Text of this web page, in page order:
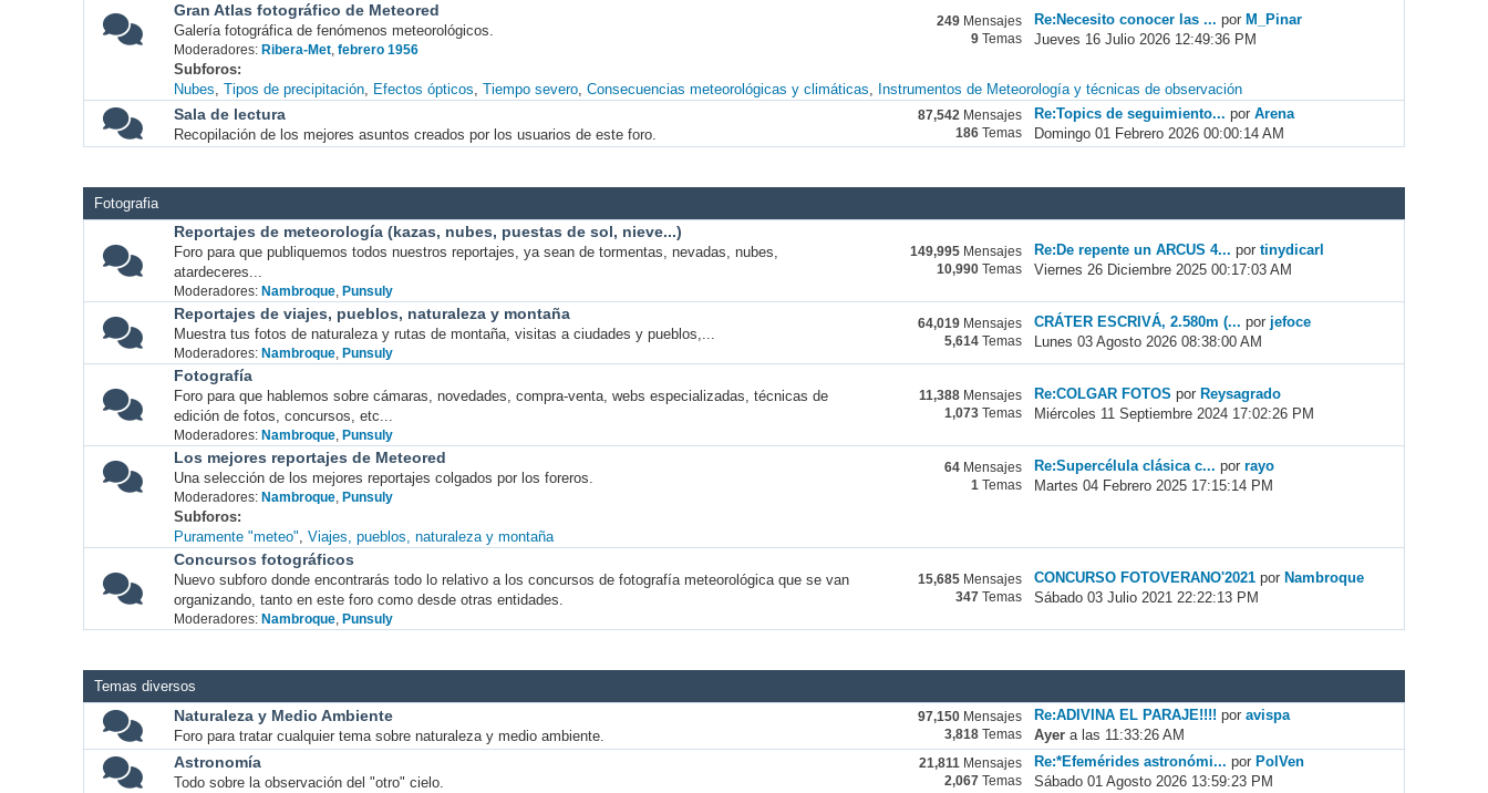
Gran Atlas fotográfico de Meteored
Galería fotográfica de fenómenos meteorológicos.
Moderadores: Ribera-Met, febrero 1956
249 Mensajes
9 Temas
Re:Necesito conocer las ... porM_Pinar
Jueves 16 Julio 2026 12:49:36 PM
Subforos
Nubes Tipos de precipitación Efectos ópticos Tiempo severo Consecuencias meteorológicas y climáticas Instrumentos de Meteorología y técnicas de observación
Sala de lectura
Recopilación de los mejores asuntos creados por los usuarios de este foro.
87,542 Mensajes
186 Temas
Re:Topics de seguimiento... porArena
Domingo 01 Febrero 2026 00:00:14 AM
Fotografia
Reportajes de meteorología (kazas, nubes, puestas de sol, nieve...)
Foro para que publiquemos todos nuestros reportajes, ya sean de tormentas, nevadas, nubes,
atardeceres...
Moderadores: Nambroque, Punsuly
149,995 Mensajes
10,990 Temas
Re:De repente un ARCUS 4... portinydicarl
Viernes 26 Diciembre 2025 00:17:03 AM
Reportajes de viajes, pueblos, naturaleza y montaña
Muestra tus fotos de naturaleza y rutas de montaña, visitas a ciudades y pueblos,...
Moderadores: Nambroque, Punsuly
64,019 Mensajes
5,614 Temas
CRÁTER ESCRIVÁ, 2.580m (... por jefoce
Lunes 03 Agosto 2026 08:38:00 AM
Fotografía
Foro para que hablemos sobre cámaras, novedades, compra-venta, webs especializadas, técnicas de
edición de fotos, concursos, etc...
Moderadores: Nambroque, Punsuly
11,388 Mensajes
1,073 Temas
Re:COLGAR FOTOS por Reysagrado
Miércoles 11 Septiembre 2024 17:02:26 PM
Los mejores reportajes de Meteored
Una selección de los mejores reportajes colgados por los foreros.
Moderadores: Nambroque, Punsuly
64 Mensajes
1 Temas
Re:Supercélula clásica c... porrayo
Martes 04 Febrero 2025 17:15:14 PM
Subforos
Puramente "meteo" Viajes, pueblos, naturaleza y montaña
Concursos fotográficos
Nuevo subforo donde encontrarás todo lo relativo a los concursos de fotografía meteorológica que se van
organizando, tanto en este foro como desde otras entidades.
Moderadores: Nambroque, Punsuly
15,685 Mensajes
347
Temas
CONCURSO FOTOVERANO'2021 por Nambroque
Sábado 03 Julio 2021 22:22:13 PM
Temas diversos
Naturaleza y Medio Ambiente
Foro para tratar cualquier tema sobre naturaleza y medio ambiente.
97,150 Mensajes
3,818 Temas
Re:ADIVINA EL PARAJE!!!! poravispa
Ayer a las 11:33:26 AM
Astronomía
Todo sobre la observación del "otro" cielo.
21,811 Mensajes
2,067
Temas
Re:*Efemérides astronómi... por PolVen
Sábado 01 Agosto 2026 13:59:23 PM